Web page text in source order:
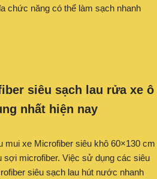
chức năng có thể làm sạch nhanh
siêu sạch lau rửa xe ô
nhất hiện nay
mui xe Microfiber siêu khô 60×130 cm
sợi microfiber. Việc sử dụng các siêu
siêu sạch lau hút nước nhanh